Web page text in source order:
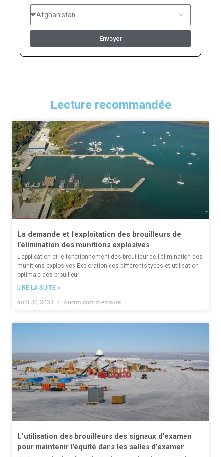
Envoyer
Lecture recommandée
La demande et l’exploitation des brouilleurs de
l’élimination des munitions explosives
L’application et le fonctionnement des brouilleur de l’élimination des
munitions explosives Exploration des différents types et utilisation
optimale des brouilleur
LIRE LA SUITE »
août 30, 2023 Aucun commentaire
L’utilisation des brouilleurs des signaux d’examen
pour maintenir l’équité dans les salles d’examen